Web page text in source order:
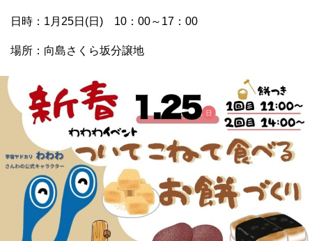
日時：1月25日(日) 10：00～17：00
場所：向島さくら坂分譲地